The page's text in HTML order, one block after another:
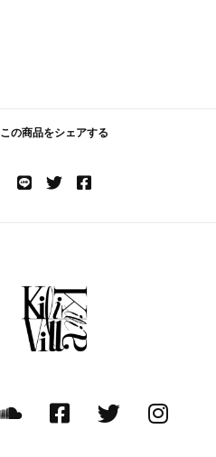
この商品をシェアする